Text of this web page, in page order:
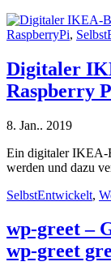
RaspberryPi,
Digitaler
Raspberry
8. Jan.. 2019
Ein digitaler IKEA-
werden und dazu
SelbstEntwickelt,
wp-greet –
wp-greet